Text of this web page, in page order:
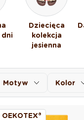
dni
Dziecięca
kolekcja
jesienna
Motyw Kolor
OEKOTEX®